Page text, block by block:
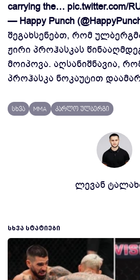
carrying the… pic.twitter.com/
— Happy Punch
შეგახსენებთ, რომ
ჟირი პროჰასკას
მოიპოვა. აღსანიშნავია,
პროჰასკა ნოკაუტით
სხვა MMA კარლო ულბერგი
ლევან
ᲡᲮᲕᲐ ᲡᲢᲐᲢᲘᲔᲑᲘ